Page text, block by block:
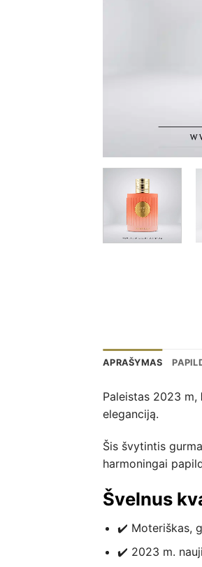
APRAŠYMAS
Paleistas 2023 m,
eleganciją.
Šis švytintis
harmoningai
Švelnus
✔️ Moteriškas,
✔️ 2023 m.